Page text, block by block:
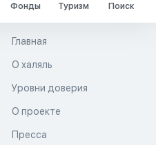
Фонды Туризм Поиск
Главная
О халяль
Уровни доверия
О проекте
Пресса